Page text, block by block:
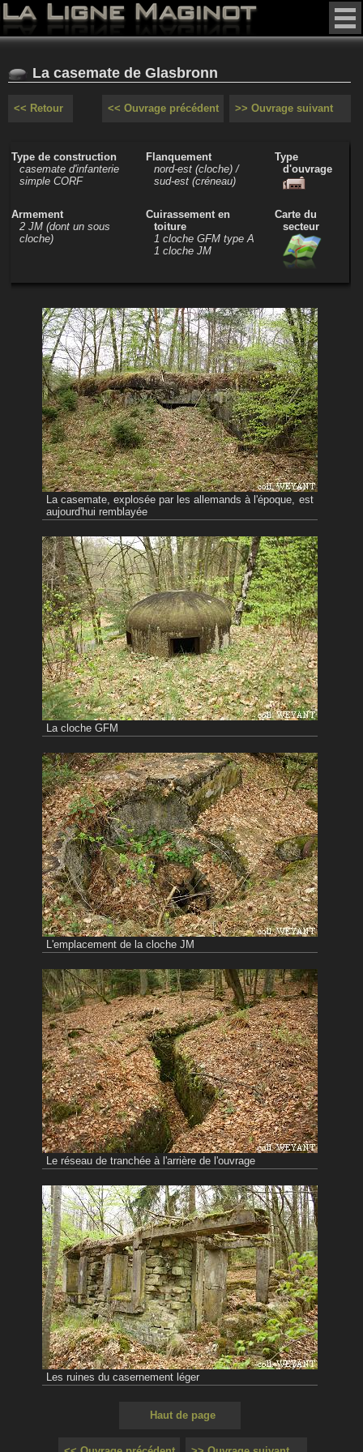
La casemate de Glasbronn
<< Retour >> Ouvrage suivant
<< Ouvrage précédent
Type de construction
casemate d'infanterie
simple CORF
Flanquement
nord-est (cloche) /
sud-est (créneau)
Type
d'ouvrage
Armement
2 JM (dont un sous
cloche)
Cuirassement en
toiture
1 cloche GFM type A
1 cloche JM
Carte du
secteur
La casemate, explosée par les allemands à l'époque, est
aujourd'hui remblayée
La cloche GFM
L'emplacement de la cloche JM
Le réseau de tranchée à l'arrière de l'ouvrage
Les ruines du casernement léger
Haut de page